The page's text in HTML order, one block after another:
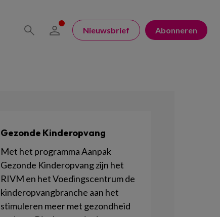
Nieuwsbrief Abonneren
Gezonde Kinderopvang
Met het programma Aanpak
Gezonde Kinderopvang zijn het
RIVM en het Voedingscentrum de
kinderopvangbranche aan het
stimuleren meer met gezondheid